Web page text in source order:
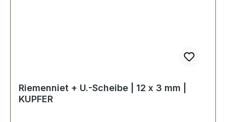
Riemenniet + U.-Scheibe | 12 x 3 mm |
KUPFER